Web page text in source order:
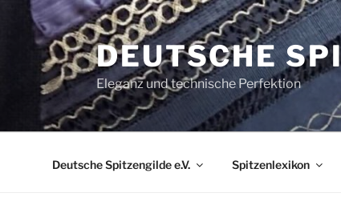
springen
DEUTSCHE
Eleganz und technische Perfektion
Deutsche Spitzengilde e.V. Spitzenlexikon